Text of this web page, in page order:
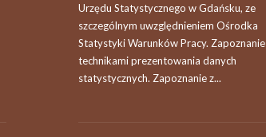
Urzędu Statystycznego w Gdańsku, ze
szczególnym uwzględnieniem Ośrodka
Statystyki Warunków Pracy.
technikami prezentowania danych
statystycznych. Zapoznanie z...